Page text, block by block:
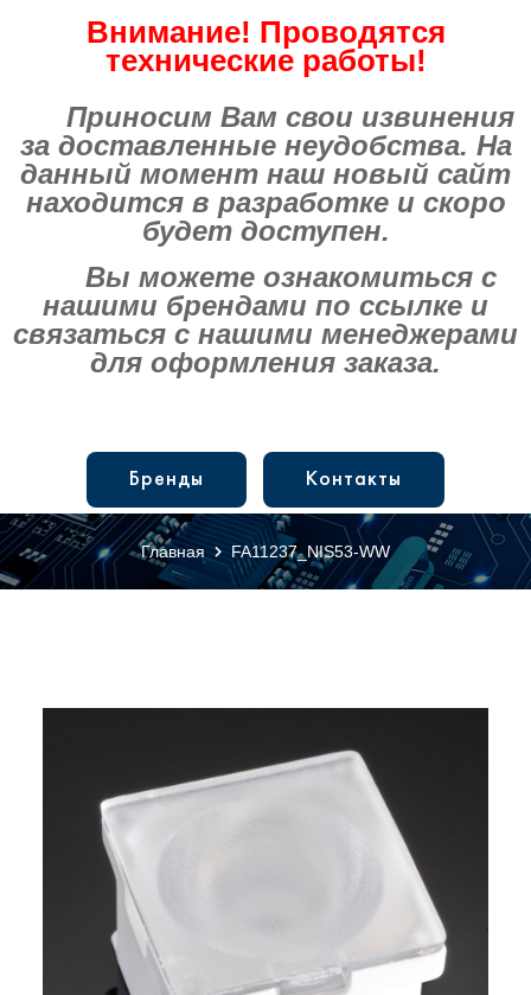
Внимание! Проводятся
технические работы!
Приносим Вам свои извинения
за доставленные неудобства. На
данный момент наш новый сайт
находится в разработке и скоро
будет доступен.
Вы можете ознакомиться с
нашими брендами по ссылке и
связаться с нашими менеджерами
для оформления заказа.
Бренды Контакты
Главная FA11237_NIS53-WW